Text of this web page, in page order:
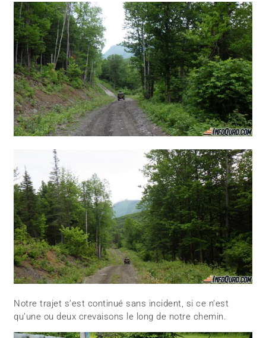
Notre trajet s’est continué sans incident, si ce n’est
qu’une ou deux crevaisons le long de notre chemin.